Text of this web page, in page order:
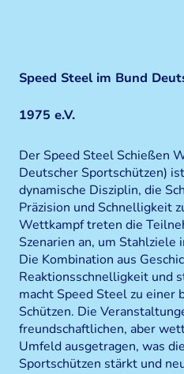
Speed Steel im Bund
1975 e.V.
Der Speed Steel Schießen
Deutscher Sportschützen)
dynamische Disziplin, die
Präzision und Schnelligkeit
Wettkampf treten die
Szenarien an, um
Die Kombination aus
Reaktionsschnelligkeit und
macht Speed Steel zu
Schützen. Die
freundschaftlichen, aber
Umfeld ausgetragen, was
Sportschützen stärkt und